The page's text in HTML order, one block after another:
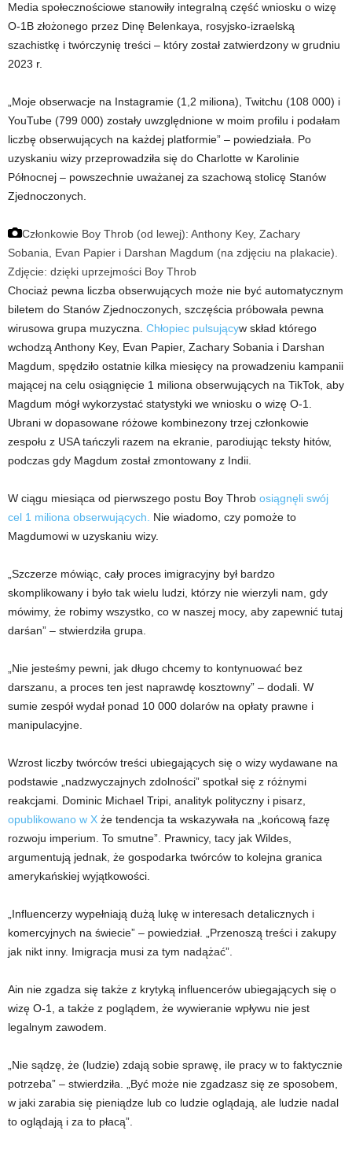
Media społecznościowe stanowiły integralną część wniosku o wizę
O-1B złożonego przez Dinę Belenkaya, rosyjsko-izraelską
szachistkę i twórczynię treści – który został zatwierdzony w grudniu
2023 r.
„Moje obserwacje na Instagramie (1,2 miliona), Twitchu (108 000) i
YouTube (799 000) zostały uwzględnione w moim profilu i podałam
liczbę obserwujących na każdej platformie” – powiedziała. Po
uzyskaniu wizy przeprowadziła się do Charlotte w Karolinie
Północnej – powszechnie uważanej za szachową stolicę Stanów
Zjednoczonych.
Członkowie Boy Throb (od lewej): Anthony Key, Zachary
Sobania, Evan Papier i Darshan Magdum (na zdjęciu na plakacie).
Zdjęcie: dzięki uprzejmości Boy Throb
Chociaż pewna liczba obserwujących może nie być automatycznym
biletem do Stanów Zjednoczonych, szczęścia próbowała pewna
wirusowa grupa muzyczna. Chłopiec pulsującyw skład którego
wchodzą Anthony Key, Evan Papier, Zachary Sobania i Darshan
Magdum, spędziło ostatnie kilka miesięcy na prowadzeniu kampanii
mającej na celu osiągnięcie 1 miliona obserwujących na TikTok, aby
Magdum mógł wykorzystać statystyki we wniosku o wizę O-1.
Ubrani w dopasowane różowe kombinezony trzej członkowie
zespołu z USA tańczyli razem na ekranie, parodiując teksty hitów,
podczas gdy Magdum został zmontowany z Indii.
W ciągu miesiąca od pierwszego postu Boy Throb osiągnęli swój
cel 1 miliona obserwujących. Nie wiadomo, czy pomoże to
Magdumowi w uzyskaniu wizy.
„Szczerze mówiąc, cały proces imigracyjny był bardzo
skomplikowany i było tak wielu ludzi, którzy nie wierzyli nam, gdy
mówimy, że robimy wszystko, co w naszej mocy, aby zapewnić tutaj
darśan” – stwierdziła grupa.
„Nie jesteśmy pewni, jak długo chcemy to kontynuować bez
darszanu, a proces ten jest naprawdę kosztowny” – dodali. W
sumie zespół wydał ponad 10 000 dolarów na opłaty prawne i
manipulacyjne.
Wzrost liczby twórców treści ubiegających się o wizy wydawane na
podstawie „nadzwyczajnych zdolności” spotkał się z różnymi
reakcjami. Dominic Michael Tripi, analityk polityczny i pisarz,
opublikowano w X że tendencja ta wskazywała na „końcową fazę
rozwoju imperium. To smutne”. Prawnicy, tacy jak Wildes,
argumentują jednak, że gospodarka twórców to kolejna granica
amerykańskiej wyjątkowości.
„Influencerzy wypełniają dużą lukę w interesach detalicznych i
komercyjnych na świecie” – powiedział. „Przenoszą treści i zakupy
jak nikt inny. Imigracja musi za tym nadążać”.
Ain nie zgadza się także z krytyką influencerów ubiegających się o
wizę O-1, a także z poglądem, że wywieranie wpływu nie jest
legalnym zawodem.
„Nie sądzę, że (ludzie) zdają sobie sprawę, ile pracy w to faktycznie
potrzeba” – stwierdziła. „Być może nie zgadzasz się ze sposobem,
w jaki zarabia się pieniądze lub co ludzie oglądają, ale ludzie nadal
to oglądają i za to płacą”.